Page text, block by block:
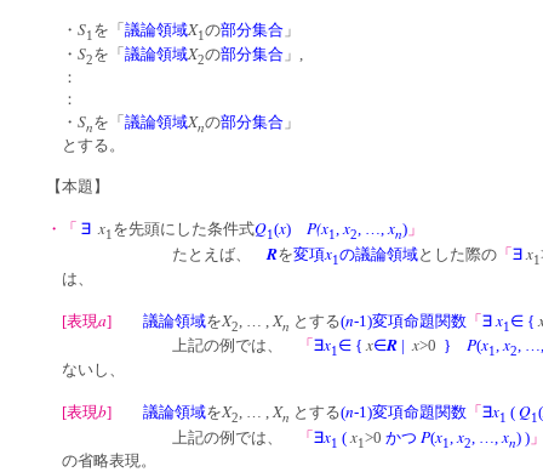
・ S1 を「 議論領域X1の部分集合 」
・ S2を「 議論領域X2の部分集合 」,
：
：
・ Snを「議論領域Xnの部分集合 」
とする。
【本題】
・「 ∃ x1 を先頭にした条件式Q1(x) P(x1,x2, …,xn) 」
たとえば、 Rを変項x1の議論領域とした際の 「 ∃ x1
は、
[表現a] 議論領域をX2 Xn とする(n-1)変項命題関数 「∃ x1 ∈ {
上記の例では、 「 ∃x1 ∈ { x∈R | x>0 } P(x1,x2,
ないし、
[表現b] 議論領域をX2 Xn とする(n-1)変項命題関数 「 ∃x1 ( Q1(
上記の例では、
「∃x1 ( x1>0 かつ P(x1 x2 xn) )
の省略表現。